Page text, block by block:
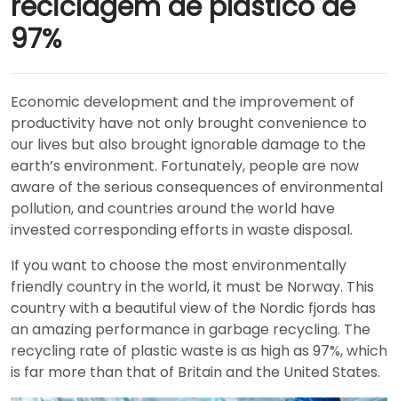
97%
Economic development and the improvement of
productivity have not only brought convenience to
our lives but also brought ignorable damage to the
earth’s environment. Fortunately, people are now
aware of the serious consequences of environmental
pollution, and countries around the world have
invested corresponding efforts in waste disposal.
If you want to choose the most environmentally
friendly country in the world, it must be Norway. This
country with a beautiful view of the Nordic fjords has
an amazing performance in garbage recycling. The
recycling rate of plastic waste is as high as 97%, which
is far more than that of Britain and the United States.